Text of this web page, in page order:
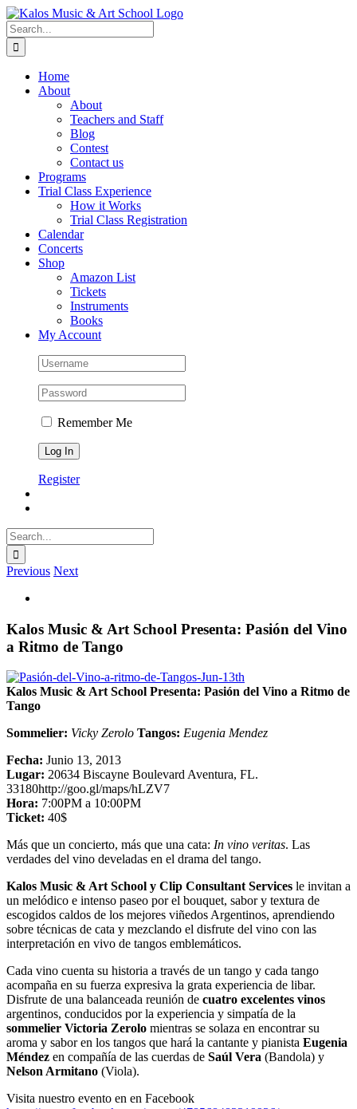
Skip
to
content
Search
for:
Home
About
About
Teachers and Staff
Blog
Contest
Contact us
Programs
Trial Class Experience
How it Works
Trial Class Registration
Calendar
Concerts
Shop
Amazon List
Tickets
Instruments
Books
My Account
Remember Me
Register
Search
for:
Previous Next
Image
Kalos Music & Art School Presenta: Pasión del Vino
a Ritmo de Tango
Kalos Music & Art School Presenta: Pasión del Vino a Ritmo de
Tango
Sommelier: Vicky Zerolo Tangos: Eugenia Mendez
Fecha: Junio 13, 2013
Lugar: 20634 Biscayne Boulevard Aventura, FL.
33180http://goo.gl/maps/hLZV7
Hora: 7:00PM a 10:00PM
Ticket: 40$
Más que un concierto, más que una cata: In vino veritas. Las
verdades del vino develadas en el drama del tango.
Kalos Music & Art School y Clip Consultant Services le invitan a
un melódico e intenso paseo por el bouquet, sabor y textura de
escogidos caldos de los mejores viñedos Argentinos, aprendiendo
sobre técnicas de cata y mezclando el disfrute del vino con las
interpretación en vivo de tangos emblemáticos.
Cada vino cuenta su historia a través de un tango y cada tango
acompaña en su fuerza expresiva la grata experiencia de libar.
Disfrute de una balanceada reunión de cuatro excelentes vinos
argentinos, conducidos por la experiencia y simpatía de la
sommelier Victoria Zerolo mientras se solaza en encontrar su
aroma y sabor en los tangos que hará la cantante y pianista Eugenia
Méndez en compañía de las cuerdas de Saúl Vera (Bandola) y
Nelson Armitano (Viola).
Visita nuestro evento en en Facebook